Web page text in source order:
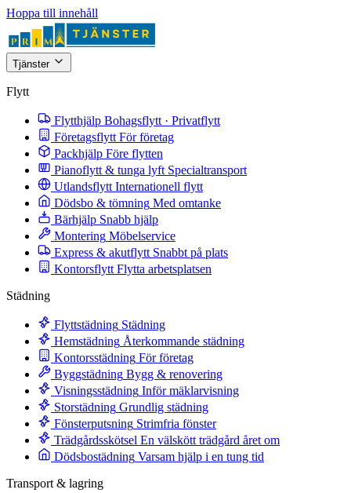
Hoppa till innehåll
Tjänster
Flytt
Flytthjälp Bohagsflytt · Privatflytt
Företagsflytt För företag
Packhjälp Före flytten
Pianoflytt & tunga lyft Specialtransport
Utlandsflytt Internationell flytt
Dödsbo & tömning Med omtanke
Bärhjälp Snabb hjälp
Montering Möbelservice
Express & akutflytt Snabbt på plats
Kontorsflytt Flytta arbetsplatsen
Städning
Flyttstädning Städning
Hemstädning Återkommande städning
Kontorsstädning För företag
Byggstädning Bygg & renovering
Visningsstädning Inför mäklarvisning
Storstädning Grundlig städning
Fönsterputsning Strimfria fönster
Trädgårdsskötsel En välskött trädgård året om
Dödsbostädning Varsam hjälp i en tung tid
Transport & lagring